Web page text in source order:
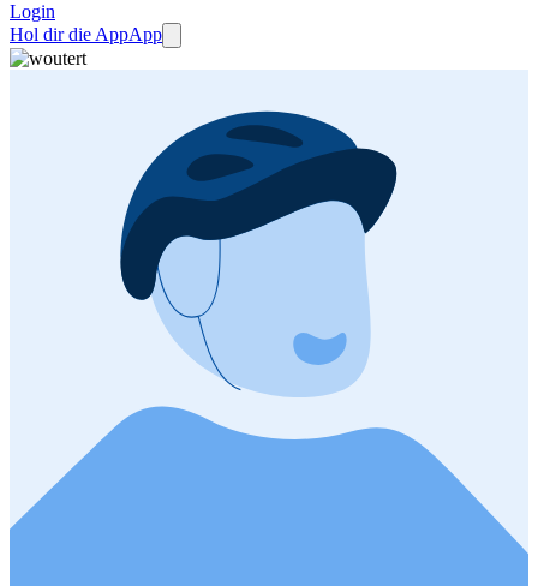
Login
Hol dir die AppApp